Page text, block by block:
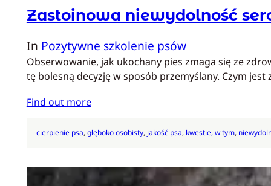
Zastoinowa niewydolność
In Pozytywne szkolenie psów
Obserwowanie, jak ukochany pies zmaga się ze
tę bolesną decyzję w sposób przemyślany. Czym
Find out more
cierpienie psa, głęboko osobisty, jakość psa, kwestie, w tym,